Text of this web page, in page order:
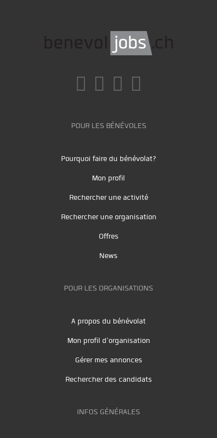
POUR LES BÉNÉVOLES
Pourquoi faire du bénévolat?
Mon profil
Rechercher une activité
Rechercher une organisation
Offres
News
POUR LES ORGANISATIONS
A propos du bénévolat
Mon profil d'organisation
Gérer mes annonces
Rechercher des candidats
INFOS GÉNÉRALES